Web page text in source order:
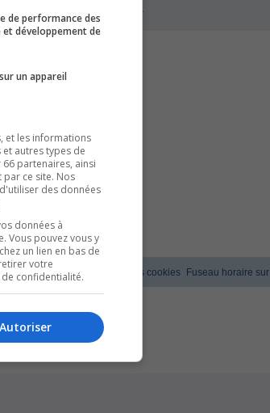
réessayer ultérieurement.
Fuseau horaire sur
Supprimer les cookies
Limited
de performance des
et développement de
un appareil
et les informations
autres types de
partenaires, ainsi
par ce site. Nos
des données
données à
Vous pouvez vous y
un lien en bas de
votre
confidentialité.
Autoriser